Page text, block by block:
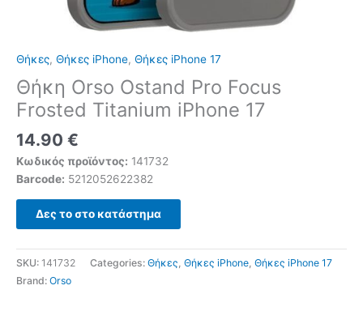
Θήκες, Θήκες iPhone, Θήκες iPhone 17
Θήκη Orso Ostand Pro Focus
Frosted Titanium iPhone 17
14.90 €
Κωδικός προϊόντος: 141732
Barcode: 5212052622382
Δες το στο κατάστημα
SKU: 141732 Categories: Θήκες Θήκες iPhone Θήκες iPhone 17
Brand: Orso